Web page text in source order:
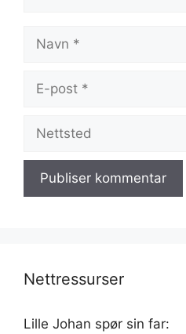
post
Nettressurser
Lille Johan spør sin far: